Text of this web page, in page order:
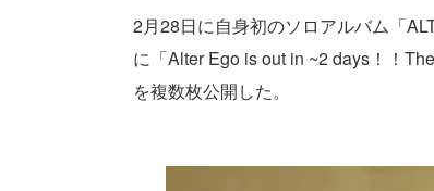
2月28日に自身初のソロアルバム「
に「Alter Ego is out in ~2 days！！
を複数枚公開した。